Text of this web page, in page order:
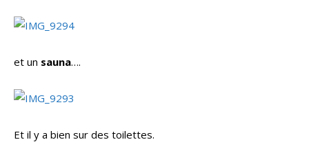
et un sauna….
Et il y a bien sur des toilettes.